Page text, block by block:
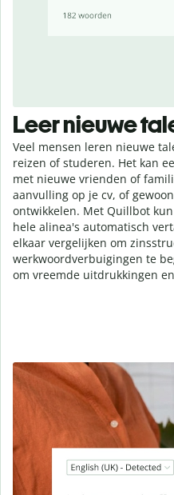
Leer nieuwe
Veel mensen leren nieuwe
reizen of studeren. Het kan
met nieuwe vrienden of
aanvulling op je cv, of
ontwikkelen. Met Quillbot
hele alinea's automatisch
elkaar vergelijken om
werkwoordverbuigingen te
om vreemde uitdrukkingen